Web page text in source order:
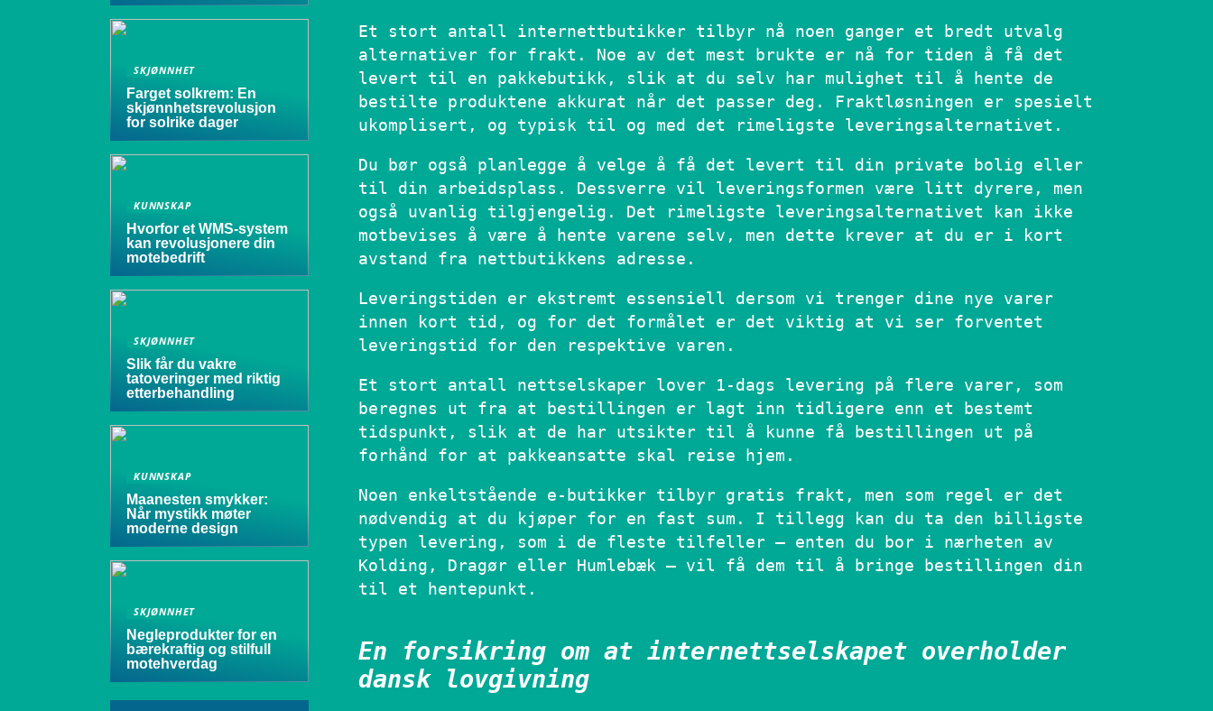
Et stort antall internettbutikker tilbyr nå noen ganger et bredt utvalg
alternativer for frakt. Noe av det mest brukte er nå for tiden å få det
levert til en pakkebutikk, slik at du selv har mulighet til å hente de
bestilte produktene akkurat når det passer deg. Fraktløsningen er spesielt
ukomplisert, og typisk til og med det rimeligste leveringsalternativet.
Du bør også planlegge å velge å få det levert til din private bolig eller
til din arbeidsplass. Dessverre vil leveringsformen være litt dyrere, men
også uvanlig tilgjengelig. Det rimeligste leveringsalternativet kan ikke
motbevises å være å hente varene selv, men dette krever at du er i kort
avstand fra nettbutikkens adresse.
Leveringstiden er ekstremt essensiell dersom vi trenger dine nye varer
innen kort tid, og for det formålet er det viktig at vi ser forventet
leveringstid for den respektive varen.
Et stort antall nettselskaper lover 1-dags levering på flere varer, som
beregnes ut fra at bestillingen er lagt inn tidligere enn et bestemt
tidspunkt, slik at de har utsikter til å kunne få bestillingen ut på
forhånd for at pakkeansatte skal reise hjem.
Noen enkeltstående e-butikker tilbyr gratis frakt, men som regel er det
nødvendig at du kjøper for en fast sum. I tillegg kan du ta den billigste
typen levering, som i de fleste tilfeller – enten du bor i nærheten av
Kolding, Dragør eller Humlebæk – vil få dem til å bringe bestillingen din
til et hentepunkt.
En forsikring om at internettselskapet overholder
dansk lovgivning
SKJØNNHET
Farget solkrem: En
skjønnhetsrevolusjon
for solrike dager
KUNNSKAP
Hvorfor et WMS-system
kan revolusjonere din
motebedrift
SKJØNNHET
Slik får du vakre
tatoveringer med riktig
etterbehandling
KUNNSKAP
Maanesten smykker:
Når mystikk møter
moderne design
SKJØNNHET
Negleprodukter for en
bærekraftig og stilfull
motehverdag